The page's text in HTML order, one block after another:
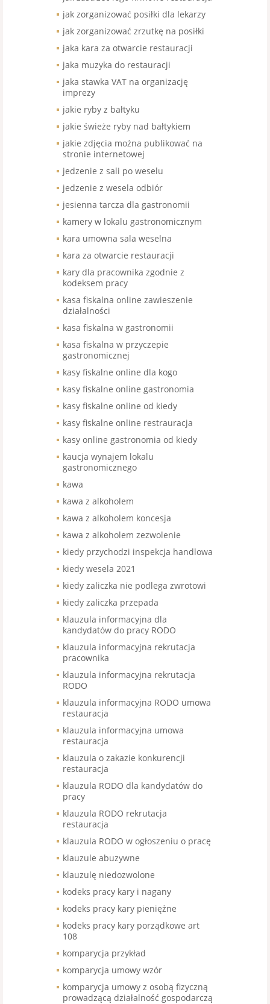
jak zorganizować posiłki dla lekarzy
jak zorganizować zrzutkę na posiłki
jaka kara za otwarcie restauracji
jaka muzyka do restauracji
jaka stawka VAT na organizację
imprezy
jakie ryby z bałtyku
jakie świeże ryby nad bałtykiem
jakie zdjęcia można publikować na
stronie internetowej
jedzenie z sali po weselu
jedzenie z wesela odbiór
jesienna tarcza dla gastronomii
kamery w lokalu gastronomicznym
kara umowna sala weselna
kara za otwarcie restauracji
kary dla pracownika zgodnie z
kodeksem pracy
kasa fiskalna online zawieszenie
działalności
kasa fiskalna w gastronomii
kasa fiskalna w przyczepie
gastronomicznej
kasy fiskalne online dla kogo
kasy fiskalne online gastronomia
kasy fiskalne online od kiedy
kasy fiskalne online restrauracja
kasy online gastronomia od kiedy
kaucja wynajem lokalu
gastronomicznego
kawa
kawa z alkoholem
kawa z alkoholem koncesja
kawa z alkoholem zezwolenie
kiedy przychodzi inspekcja handlowa
kiedy wesela 2021
kiedy zaliczka nie podlega zwrotowi
kiedy zaliczka przepada
klauzula informacyjna dla
kandydatów do pracy RODO
klauzula informacyjna rekrutacja
pracownika
klauzula informacyjna rekrutacja
RODO
klauzula informacyjna RODO umowa
restauracja
klauzula informacyjna umowa
restauracja
klauzula o zakazie konkurencji
restauracja
klauzula RODO dla kandydatów do
pracy
klauzula RODO rekrutacja
restauracja
klauzula RODO w ogłoszeniu o pracę
klauzule abuzywne
klauzulę niedozwolone
kodeks pracy kary i nagany
kodeks pracy kary pieniężne
kodeks pracy kary porządkowe art
108
komparycja przykład
komparycja umowy wzór
komparycja umowy z osobą fizyczną
prowadzącą działalność gospodarczą